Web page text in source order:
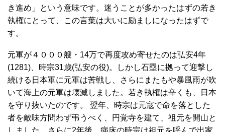
き進め」という意味です。迷うことが多かったはずの若き
執権にとって、この言葉は大いに励ましになったはずで
す。
元軍が４０００艘・14万で再度攻め寄せたのは弘安4年
(1281)、時宗31歳(弘安の役)。しかし石塁に拠って迎撃し
続ける日本軍に元軍は苦戦し、さらにまたもや暴風雨が吹
いて海上の元軍は壊滅しました。若き執権は辛くも、日本
を守り抜いたのです。 翌年、時宗は元寇で命を落とした
者を敵味方問わず弔うべく、円覚寺を建て、祖元を開山と
しました。さらに2年後、病床の時宗は祖元を呼んで出家